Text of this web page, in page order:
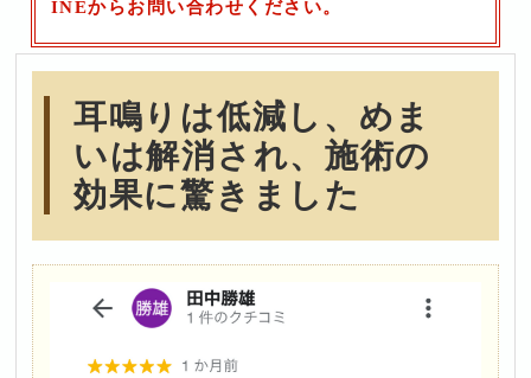
INEからお問い合わせください。
耳鳴りは低減し、めま
いは解消され、施術の
効果に驚きました